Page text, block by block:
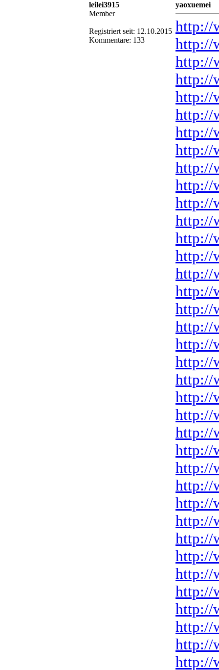
leilei3915
Member
Registriert seit: 12.10.2015
Kommentare: 133
yaoxuemei
http://
http://
http://
http://
http://
http://
http://
http://
http://
http://
http://
http://
http://
http://
http://
http://
http://
http://
http://
http://
http://
http://
http://
http://
http://
http://
http://
http://
http://
http://
http://
http://
http://
http://
http://
http://
http://